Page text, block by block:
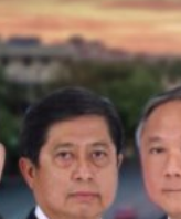
ทั้งนี้ในการเลือกตั้ง ส
ด้จัดให้มีการรายงาน
าร ตามมาตรา 120 วร
มา ผ่านทางระบบ
ว โดยประชาชนจะเห็
นนประจำหน่วยเลือก
จสอบความถูกต้องใน
น่วยเลือกตั้งให้ประช
อะไร ? ทำไม ก
จ ที่ในระยะหลังราชก
ย่างในปีก่อนก็มีซิงเกิ
ย” ที่มีทำนองปลุกใจค
น้นความรักชาติและค
ย้ำให้คนไทยช่วยปกป้